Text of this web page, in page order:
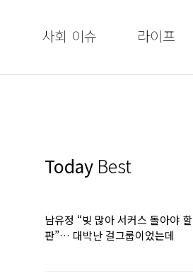
사회 이슈 라이프
Today Best
남유정 “빚 많아 서커스 돌아야 할
판”… 대박난 걸그룹이었는데